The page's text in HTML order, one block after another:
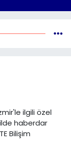
ilgili özel
haberdar
Bilişim